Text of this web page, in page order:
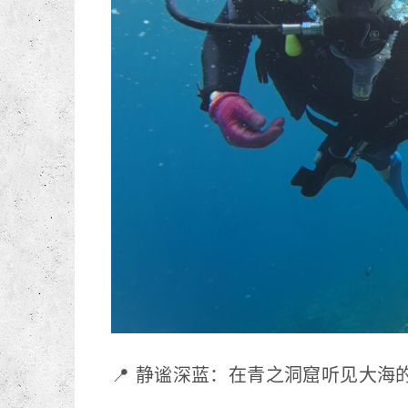
📍 静谧深蓝：在青之洞窟听见大海